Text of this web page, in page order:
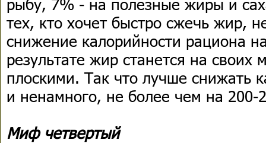
тех, кто хочет быстро сжечь жир,
снижение калорийности рациона
результате жир станется на
плоскими. Так что лучше снижать
и ненамного, не более чем на 200-
Миф четвертый